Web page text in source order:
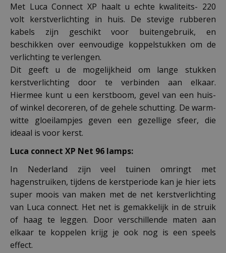
Met Luca Connect XP haalt u echte kwaliteits- 220
volt kerstverlichting in huis. De stevige rubberen
kabels zijn geschikt voor buitengebruik, en
beschikken over eenvoudige koppelstukken om de
verlichting te verlengen.
Dit geeft u de mogelijkheid om lange stukken
kerstverlichting door te verbinden aan elkaar.
Hiermee kunt u een kerstboom, gevel van een huis-
of winkel decoreren, of de gehele schutting. De warm-
witte gloeilampjes geven een gezellige sfeer, die
ideaal is voor kerst.
Luca connect XP Net 96 lamps:
In Nederland zijn veel tuinen omringt met
hagenstruiken, tijdens de kerstperiode kan je hier iets
super moois van maken met de net kerstverlichting
van Luca connect. Het net is gemakkelijk in de struik
of haag te leggen. Door verschillende maten aan
elkaar te koppelen krijg je ook nog is een speels
effect.